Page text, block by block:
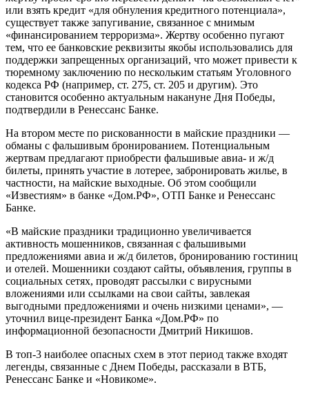
или взять кредит «для обнуления кредитного потенциала»,
существует также запугивание, связанное с мнимым
«финансированием терроризма». Жертву особенно пугают
тем, что ее банковские реквизиты якобы использовались для
поддержки запрещенных организаций, что может привести к
тюремному заключению по нескольким статьям Уголовного
кодекса РФ (например, ст. 275, ст. 205 и другим). Это
становится особенно актуальным накануне Дня Победы,
подтвердили в Ренессанс Банке.
На втором месте по рискованности в майские праздники —
обманы с фальшивым бронированием. Потенциальным
жертвам предлагают приобрести фальшивые авиа- и ж/д
билеты, принять участие в лотерее, забронировать жилье, в
частности, на майские выходные. Об этом сообщили
«Известиям» в банке «Дом.РФ», ОТП Банке и Ренессанс
Банке.
«В майские праздники традиционно увеличивается
активность мошенников, связанная с фальшивыми
предложениями авиа и ж/д билетов, бронированию гостиниц
и отелей. Мошенники создают сайты, объявления, группы в
социальных сетях, проводят рассылки с вирусными
вложениями или ссылками на свои сайты, завлекая
выгодными предложениями и очень низкими ценами», —
уточнил вице-президент Банка «Дом.РФ» по
информационной безопасности Дмитрий Никишов.
В топ-3 наиболее опасных схем в этот период также входят
легенды, связанные с Днем Победы, рассказали в ВТБ,
Ренессанс Банке и «Новикоме».